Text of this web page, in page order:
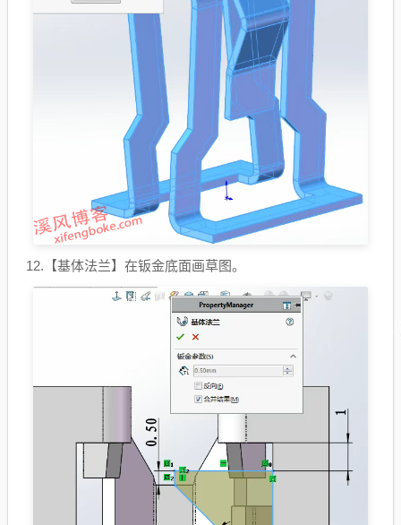
12.【基体法兰】在钣金底面画草图。